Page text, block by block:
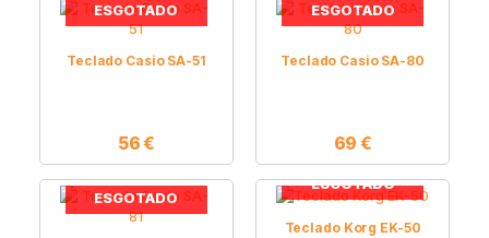
ESGOTADO
Teclado Casio SA-51
56€
ESGOTADO
Teclado Casio SA-80
69 €
ESGOTADO
ESGOTADO
Teclado Korg EK-50